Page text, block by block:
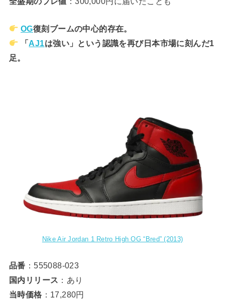
OG復刻ブームの中心的存在。
「AJ1は強い」という認識を再び日本市場に刻んだ1
足。
Nike Air Jordan 1 Retro High OG “Bred” (2013)
品番 ：555088-023
国内リリース ：あり
当時価格 ：17,280円